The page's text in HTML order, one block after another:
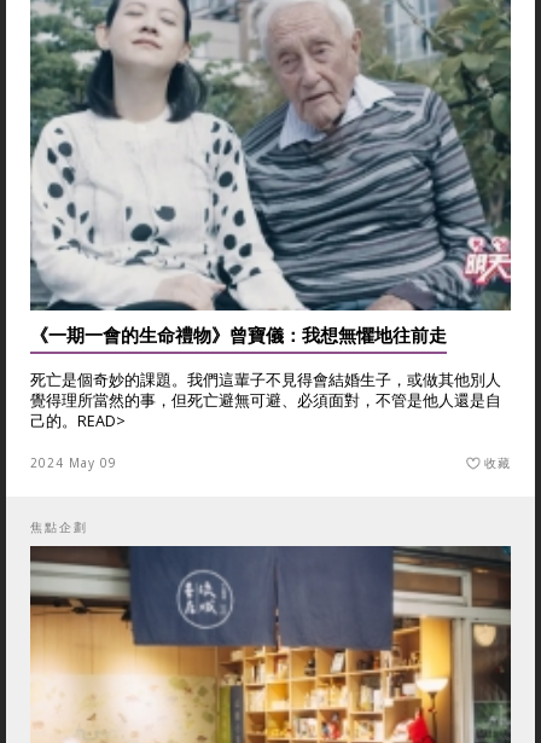
《一期一會的生命禮物》曾寶儀：我想無懼地往前走
死亡是個奇妙的課題。我們這輩子不見得會結婚生子，或做其他別人
覺得理所當然的事，但死亡避無可避、必須面對，不管是他人還是自
己的。 READ>
2024 May 09 收藏
焦點企劃